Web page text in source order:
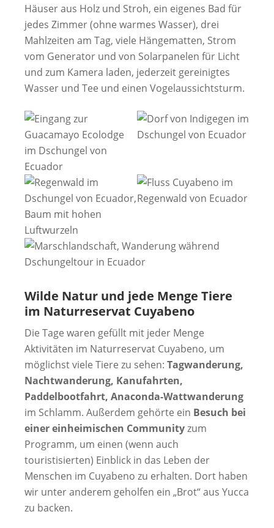
Häuser aus Holz und Stroh, ein eigenes Bad für
jedes Zimmer (ohne warmes Wasser), drei
Mahlzeiten am Tag, viele Hängematten, Strom
vom Generator und von Solarpanelen für Licht
und zum Kamera laden, jederzeit gereinigtes
Wasser und Tee und einen Vogelaussichtsturm.
Wilde Natur und jede Menge Tiere
im Naturreservat Cuyabeno
Die Tage waren gefüllt mit jeder Menge
Aktivitäten im Naturreservat Cuyabeno, um
möglichst viele Tiere zu sehen: Tagwanderung,
Nachtwanderung, Kanufahrten,
Paddelbootfahrt, Anaconda-Wattwanderung
im Schlamm. Außerdem gehörte ein Besuch bei
einer einheimischen Communityzum
Programm, um einen (wenn auch
touristisierten) Einblick in das Leben der
Menschen im Cuyabeno zu erhalten. Dort haben
wir unter anderem geholfen ein „Brot“ aus Yucca
zu backen.